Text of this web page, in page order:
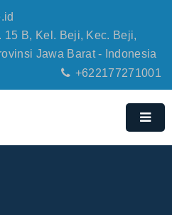
15 B, Kel. Beji, Kec. Beji,
Jawa Barat - Indonesia
+622177271001